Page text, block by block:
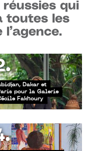
qui
toutes les
Dakar et
pour la Galerie
Fakhoury